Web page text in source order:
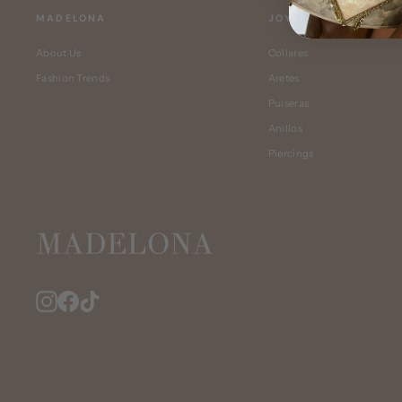
MADELONA
About Us
Fashion Trends
JOYERÍA
Collares
Aretes
Pulseras
Anillos
Piercings
Instagram
Facebook